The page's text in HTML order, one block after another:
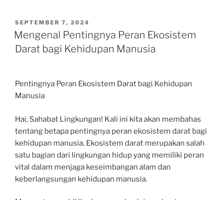
POSTED
ON
SEPTEMBER 7, 2024
Mengenal Pentingnya Peran Ekosistem
Darat bagi Kehidupan Manusia
Pentingnya Peran Ekosistem Darat bagi Kehidupan
Manusia
Hai, Sahabat Lingkungan! Kali ini kita akan membahas
tentang betapa pentingnya peran ekosistem darat bagi
kehidupan manusia. Ekosistem darat merupakan salah
satu bagian dari lingkungan hidup yang memiliki peran
vital dalam menjaga keseimbangan alam dan
keberlangsungan kehidupan manusia.